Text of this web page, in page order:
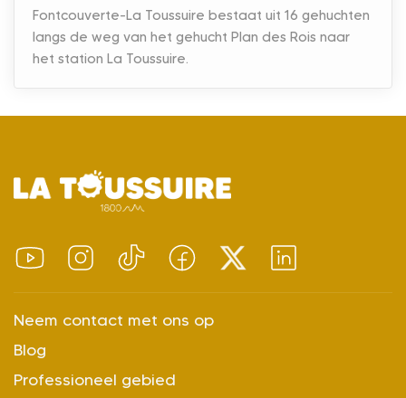
Fontcouverte-La Toussuire bestaat uit 16 gehuchten
langs de weg van het gehucht Plan des Rois naar
het station La Toussuire.
Neem contact met ons op
Blog
Professioneel gebied